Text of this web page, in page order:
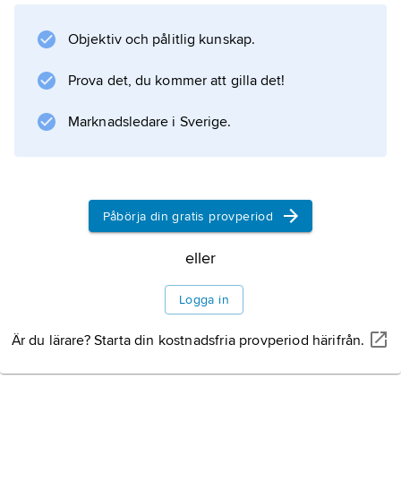
oljepalmer.
Objektiv och pålitlig kunskap.
Prova det, du kommer att gilla det!
Marknadsledare i Sverige.
Påbörja din gratis provperiod
eller
Logga in
Är du lärare? Starta din kostnadsfria provperiod härifrån.